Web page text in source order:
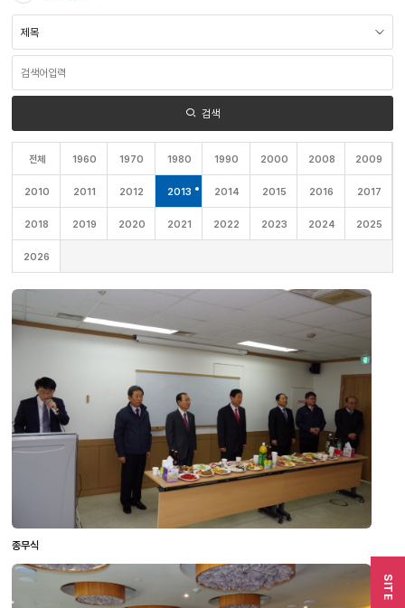
SITE
검
색
역
검
입
검색
전체 1960 1970 1980 1990 2000 2008 2009
2010 2011 2012 2013 2014 2015 2016 2017
2018 2019 2020 2021 2022 2023 2024 2025
2026
종무식